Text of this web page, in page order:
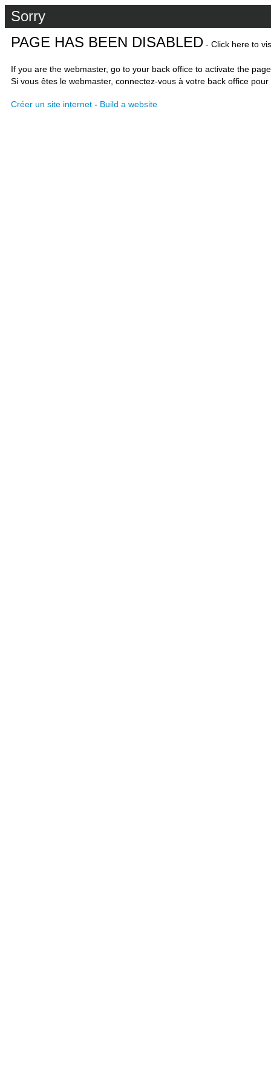
Sorry
PAGE HAS BEEN DISABLED - Click here to
If you are the webmaster, go to your back office to activate the
Si vous êtes le webmaster, connectez-vous à votre back office
Créer un site internet - Build a website